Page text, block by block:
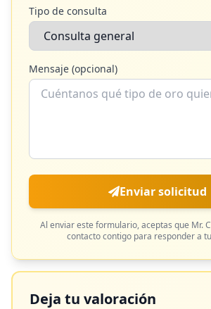
Tipo de consulta
Mensaje (opcional)
Enviar solicitud
Al enviar este formulario, aceptas que Mr.
contacto contigo para responder a
Deja tu valoración